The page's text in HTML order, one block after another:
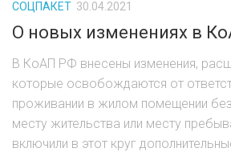
СОЦПАКЕТ 30.04.2021
О новых изменениях в
В КоАП РФ внесены изменения,
которые освобождаются от
проживании в жилом помещении
месту жительства или месту
включили в этот круг